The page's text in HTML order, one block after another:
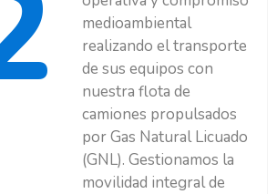
medioambiental
realizando el transporte
de sus equipos con
nuestra flota de
camiones propulsados
por Gas Natural Licuado
(GNL). Gestionamos la
movilidad integral de